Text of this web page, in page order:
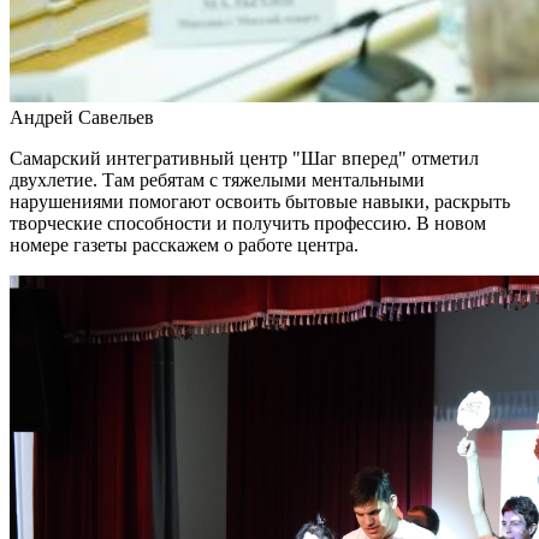
Полный цикл восстановления жители Правобережья Волги
проходят в Сызранской больнице
07.08.2026 | 16:10
В новом статусе: что известно об и. о. ректора Самарского
государственного института культуры
07.08.2026 | 16:06
В Новокуйбышевске ушел из жизни заслуженный тренер
России Валерий Иванов
07.08.2026 | 15:55
Начали борьбу за трофей: футбольные клубы Самарской
области провели матчи первого тура группового этапа Кубка
России
07.08.2026 | 15:42
В Самарской области закроют ж/д переезд у Кротовки с 21 по
07.08.2026 | 15:31
спорткомплексе "Олимп" стартовал гандбольный турнир
Аномальную жару прогнозируют в Самарской области 8
августа
07.08.2026 | 15:02
В Самаре пройдет открытый матч по следж-хоккею 8 августа
07.08.2026 | 15:01
Андрей Савельев
Самарский интегративный центр "Шаг вперед" отметил
двухлетие. Там ребятам с тяжелыми ментальными
нарушениями помогают освоить бытовые навыки, раскрыть
творческие способности и получить профессию. В новом
номере газеты расскажем о работе центра.